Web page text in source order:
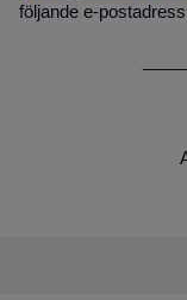
följande e-